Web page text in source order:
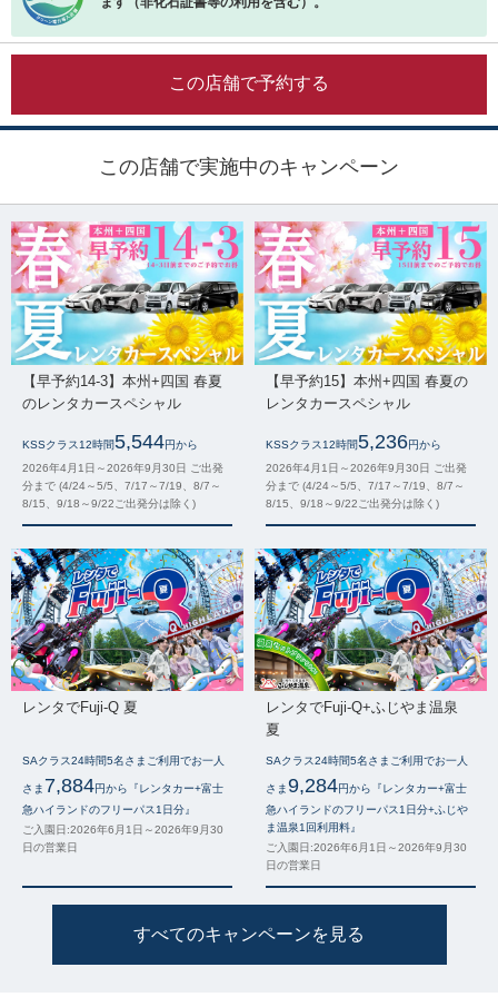
この店舗で予約する
この店舗で実施中のキャンペーン
【早予約14-3】本州+四国 春夏
のレンタカースペシャル
KSSクラス12時間5,544円から
2026年4月1日～2026年9月30日 ご出発
分まで (4/24～5/5、7/17～7/19、8/7～
8/15、9/18～9/22ご出発分は除く)
【早予約15】本州+四国 春夏の
レンタカースペシャル
KSSクラス12時間5,236円から
2026年4月1日～2026年9月30日 ご出発
分まで (4/24～5/5、7/17～7/19、8/7～
8/15、9/18～9/22ご出発分は除く)
レンタでFuji-Q 夏
SAクラス24時間5名さまご利用でお一人
さま 7,884円から『レンタカー+富士
急ハイランドのフリーパス1日分』
ご入園日:2026年6月1日～2026年9月30
日の営業日
レンタでFuji-Q+ふじやま温泉
夏
SAクラス24時間5名さまご利用でお一人
さま9,284円から『レンタカー+富士
急ハイランドのフリーパス1日分+ふじや
ま温泉1回利用料』
ご入園日:2026年6月1日～2026年9月30
日の営業日
すべてのキャンペーンを見る